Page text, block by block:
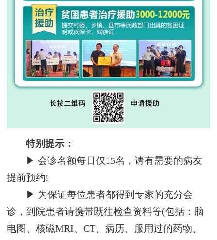
特别提示：
▶ 会诊名额每日仅15名，请有需要的病友
提前预约!
▶ 为保证每位患者都得到专家的充分会
诊，到院患者请携带既往检查资料等(包括：脑
电图、核磁MRI、CT、病历、服用过的药物、